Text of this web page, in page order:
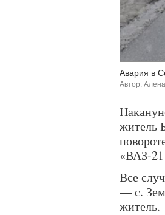
Авария в
Автор:
житель
«ВАЗ-
Все
— с.
житель.